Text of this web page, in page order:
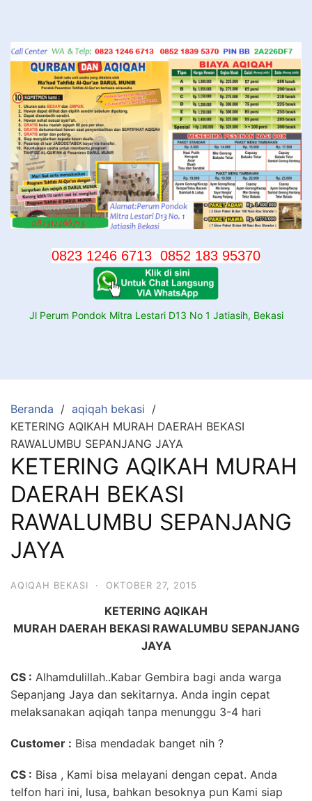
konten
0823 1246 6713 0852 183 95370
Jl Perum Pondok Mitra Lestari D13 No 1 Jatiasih, Bekasi
Beranda
aqiqah bekasi
KETERING AQIKAH MURAH DAERAH BEKASI
RAWALUMBU SEPANJANG JAYA
KETERING AQIKAH MURAH
DAERAH BEKASI
RAWALUMBU SEPANJANG
JAYA
AQIQAH BEKASI · OKTOBER 27, 2015
KETERING AQIKAH
MURAH DAERAH BEKASI RAWALUMBU SEPANJANG
JAYA
CS : Alhamdulillah..Kabar Gembira bagi anda warga
Sepanjang Jaya dan sekitarnya. Anda ingin cepat
melaksanakan aqiqah tanpa menunggu 3-4 hari
Customer : Bisa mendadak banget nih ?
CS : Bisa , Kami bisa melayani dengan cepat. Anda
telfon hari ini, lusa, bahkan besoknya pun Kami siap